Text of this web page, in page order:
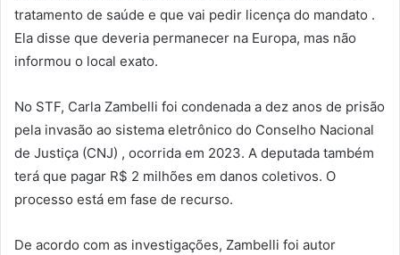
tratamento de saúde e que vai pedir licença do mandato .
Ela disse que deveria permanecer na Europa, mas não
informou o local exato.
No STF, Carla Zambelli foi condenada a dez anos de prisão
pela invasão ao sistema eletrônico do Conselho Nacional
de Justiça (CNJ) , ocorrida em 2023. A deputada também
terá que pagar R$ 2 milhões em danos coletivos. O
processo está em fase de recurso.
De acordo com as investigações, Zambelli foi autor